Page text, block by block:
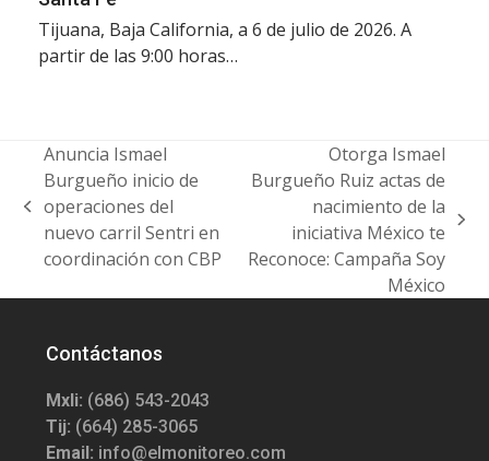
Tijuana, Baja California, a 6 de julio de 2026. A
partir de las 9:00 horas…
previous
post:
Anuncia Ismael
Burgueño inicio de
operaciones del
nuevo carril Sentri en
coordinación con CBP
post:
Otorga Ismael
Burgueño Ruiz actas de
nacimiento de la
iniciativa México te
Reconoce: Campaña Soy
México
Contáctanos
Mxli: (686) 543-2043
Tij: (664) 285-3065
Email: info@elmonitoreo.com